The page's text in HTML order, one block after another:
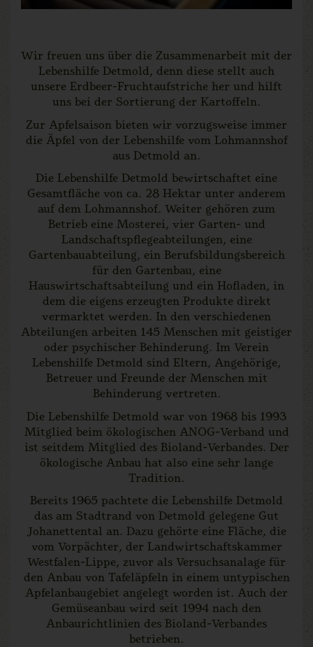
Wir freuen uns über die Zusammenarbeit mit der
Lebenshilfe Detmold, denn diese stellt auch
unsere Erdbeer-Fruchtaufstriche her und hilft
uns bei der Sortierung der Kartoffeln.
Zur Apfelsaison bieten wir vorzugsweise immer
die Äpfel von der Lebenshilfe vom Lohmannshof
aus Detmold an.
Die Lebenshilfe Detmold bewirtschaftet eine
Gesamtfläche von ca. 28 Hektar unter anderem
auf dem Lohmannshof. Weiter gehören zum
Betrieb eine Mosterei, vier Garten- und
Landschaftspflegeabteilungen, eine
Gartenbauabteilung, ein Berufsbildungsbereich
für den Gartenbau, eine
Hauswirtschaftsabteilung und ein Hofladen, in
dem die eigens erzeugten Produkte direkt
vermarktet werden. In den verschiedenen
Abteilungen arbeiten 145 Menschen mit geistiger
oder psychischer Behinderung. Im Verein
Lebenshilfe Detmold sind Eltern, Angehörige,
Betreuer und Freunde der Menschen mit
Behinderung vertreten.
Die Lebenshilfe Detmold war von 1968 bis 1993
Mitglied beim ökologischen ANOG-Verband und
ist seitdem Mitglied des Bioland-Verbandes. Der
ökologische Anbau hat also eine sehr lange
Tradition.
Bereits 1965 pachtete die Lebenshilfe Detmold
das am Stadtrand von Detmold gelegene Gut
Johanettental an. Dazu gehörte eine Fläche, die
vom Vorpächter, der Landwirtschaftskammer
Westfalen-Lippe, zuvor als Versuchsanalage für
den Anbau von Tafeläpfeln in einem untypischen
Apfelanbaugebiet angelegt worden ist. Auch der
Gemüseanbau wird seit 1994 nach den
Anbaurichtlinien des Bioland-Verbandes
betrieben.